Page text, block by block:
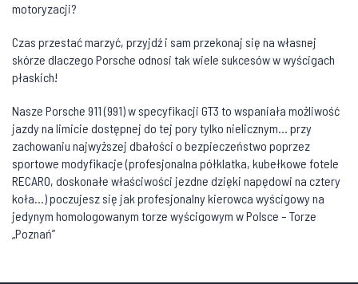
motoryzacji?
Czas przestać marzyć, przyjdź i sam przekonaj się na własnej
skórze dlaczego Porsche odnosi tak wiele sukcesów w wyścigach
płaskich!
Nasze Porsche 911 (991) w specyfikacji GT3 to wspaniała możliwość
jazdy na limicie dostępnej do tej pory tylko nielicznym… przy
zachowaniu najwyższej dbałości o bezpieczeństwo poprzez
sportowe modyfikacje (profesjonalna półklatka, kubełkowe fotele
RECARO, doskonałe właściwości jezdne dzięki napędowi na cztery
koła…) poczujesz się jak profesjonalny kierowca wyścigowy na
jedynym homologowanym torze wyścigowym w Polsce – Torze
„Poznań”